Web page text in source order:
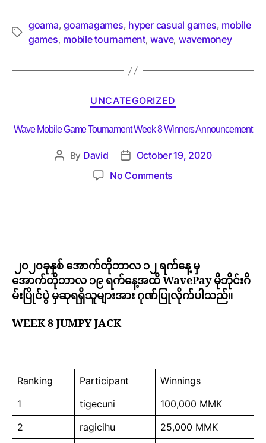
goama,goamagames, hyper casual games, mobile
games, mobile tournament,wave, wavemoney
UNCATEGORIZED
Wave Mobile Game Tournament Week 8 Winners Announcement
By David
October 19, 2020
No Comments
၂၀၂၀ခုနှစ် အောက်တိုဘာလ ၁၂ ရက်နေ့ မှ
အောက်တိုဘာလ ၁၉ ရက်နေ့အထိ WavePay မိုဘိုင်းဂိ
မ်းပြိုင်ပွဲ မှဆုရရှိသူများအား ဂုဏ်ပြုလိုက်ပါသည်။
WEEK 8 JUMPY JACK
Ranking Participant
Winnings
1
tigecuni
100,000 MMK
2
ragicihu
25,000 MMK